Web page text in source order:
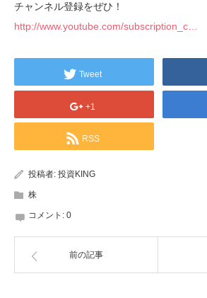
チャンネル登録をぜひ！
http://www.youtube.com/subscription_c…
Tweet
+1
RSS
投稿者: 投資KING
株
コメント: 0
前の記事